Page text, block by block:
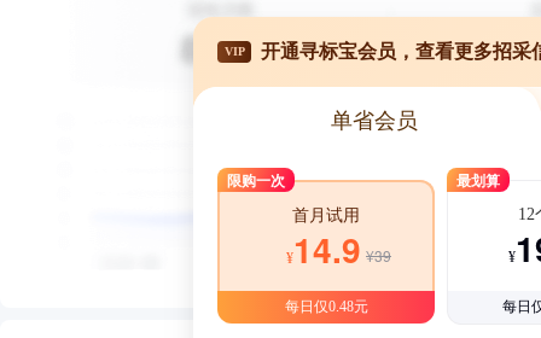
VIP 开通寻标宝会员，查看更多招采
单省会员
限购一次
首月试用
¥14.9 ¥39
每日仅0.48元
最划算
12
¥
每日